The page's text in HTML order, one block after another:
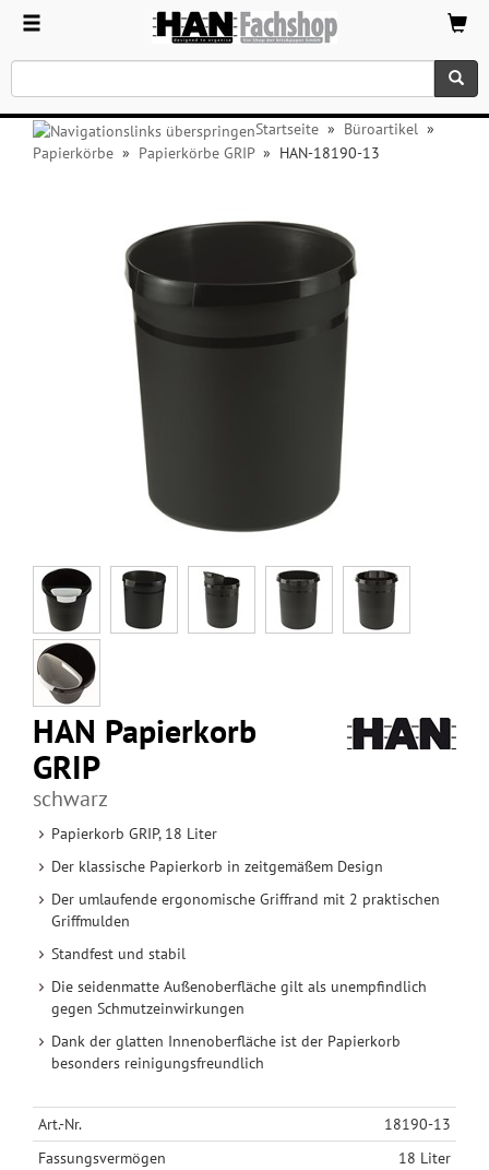
Startseite » Büroartikel »
Papierkörbe » Papierkörbe GRIP» HAN-18190-13
HAN Papierkorb
GRIP
schwarz
Papierkorb GRIP, 18 Liter
Der klassische Papierkorb in zeitgemäßem Design
Der umlaufende ergonomische Griffrand mit 2 praktischen
Griffmulden
Standfest und stabil
Die seidenmatte Außenoberfläche gilt als unempfindlich
gegen Schmutzeinwirkungen
Dank der glatten Innenoberfläche ist der Papierkorb
besonders reinigungsfreundlich
Art.-Nr.
18190-13
Fassungsvermögen
18 Liter